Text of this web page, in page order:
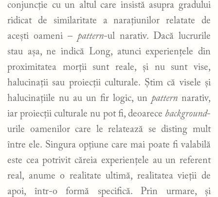
conjuncție cu un altul care insistă asupra gradului
ridicat de similaritate a narațiunilor relatate de
acești oameni – pattern-ul narativ. Dacă lucrurile
stau așa, ne indică Long, atunci experiențele din
proximitatea morții sunt reale, și nu sunt vise,
halucinații sau proiecții culturale. Știm că visele și
halucinațiile nu au un fir logic, un pattern narativ,
iar proiecții culturale nu pot fi, deoarece background-
urile oamenilor care le relatează se disting mult
între ele. Singura opțiune care mai poate fi valabilă
este cea potrivit căreia experiențele au un referent
real, anume o realitate ultimă, realitatea vieții de
apoi, într-o formă specifică. Prin urmare, și